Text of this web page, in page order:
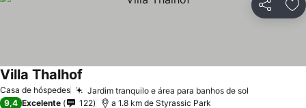
Partilhar
Casa de hóspedes Jardim tranquilo e área para banhos de sol
Villa Thalhof
9,4 Excelente 122 a 1.8 km de Styrassic Park